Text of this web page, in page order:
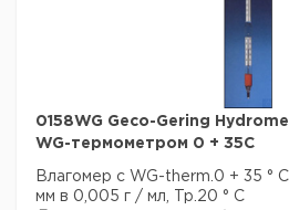
0158WG Geco-Gering
WG-термометром 0 + 35C
Влагомер с WG-therm.0 + 35 °
мм в 0,005 г / мл, Tp.20 ° C